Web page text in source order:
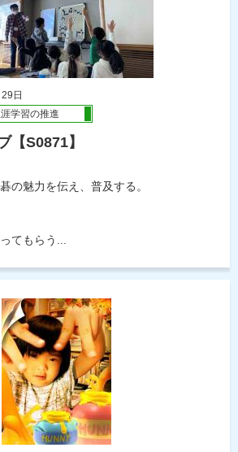
日
学習の推進
【S0871】
の魅力を伝え、普及する。
てもらう...